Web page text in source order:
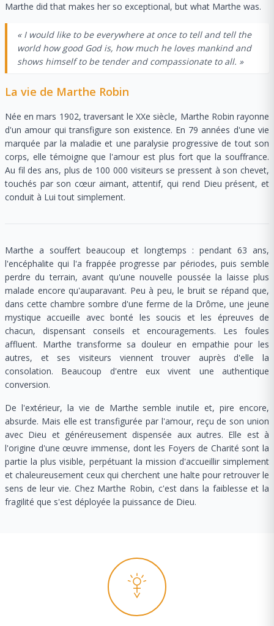
Marthe did that makes her so exceptional, but what Marthe was.
« I would like to be everywhere at once to tell and tell the
world how good God is, how much he loves mankind and
shows himself to be tender and compassionate to all. »
La vie de Marthe Robin
Née en mars 1902, traversant le XXe siècle, Marthe Robin rayonne
d'un amour qui transfigure son existence. En 79 années d'une vie
marquée par la maladie et une paralysie progressive de tout son
corps, elle témoigne que l'amour est plus fort que la souffrance.
Au fil des ans, plus de 100 000 visiteurs se pressent à son chevet,
touchés par son cœur aimant, attentif, qui rend Dieu présent, et
conduit à Lui tout simplement.
Marthe a souffert beaucoup et longtemps : pendant 63 ans,
l'encéphalite qui l'a frappée progresse par périodes, puis semble
perdre du terrain, avant qu'une nouvelle poussée la laisse plus
malade encore qu'auparavant. Peu à peu, le bruit se répand que,
dans cette chambre sombre d'une ferme de la Drôme, une jeune
mystique accueille avec bonté les soucis et les épreuves de
chacun, dispensant conseils et encouragements. Les foules
affluent. Marthe transforme sa douleur en empathie pour les
autres, et ses visiteurs viennent trouver auprès d'elle la
consolation. Beaucoup d'entre eux vivent une authentique
conversion.
De l'extérieur, la vie de Marthe semble inutile et, pire encore,
absurde. Mais elle est transfigurée par l'amour, reçu de son union
avec Dieu et généreusement dispensée aux autres. Elle est à
l'origine d'une œuvre immense, dont les Foyers de Charité sont la
partie la plus visible, perpétuant la mission d'accueillir simplement
et chaleureusement ceux qui cherchent une halte pour retrouver le
sens de leur vie. Chez Marthe Robin, c'est dans la faiblesse et la
fragilité que s'est déployée la puissance de Dieu.